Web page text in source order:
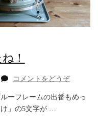
！
コメントをどうぞ(あ
が
ーフレームの出番もめっ
」の5文字が …